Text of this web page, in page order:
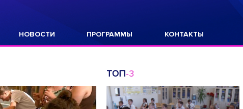
НОВОСТИ ПРОГРАММЫ КОНТАКТЫ
ТОП-3